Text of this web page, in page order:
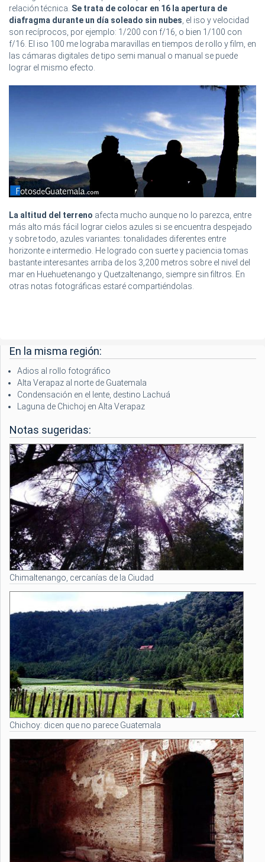
relación técnica. Se trata de colocar en 16 la apertura de
diafragma durante un día soleado sin nubes , el iso y velocidad
son recíprocos, por ejemplo: 1/200 con f/16, o bien 1/100 con
f/16. El iso 100 me lograba maravillas en tiempos de rollo y film, en
las cámaras digitales de tipo semi manual o manual se puede
lograr el mismo efecto.
La altitud del terreno afecta mucho aunque no lo parezca, entre
más alto más fácil lograr cielos azules si se encuentra despejado
y sobre todo, azules variantes: tonalidades diferentes entre
horizonte e intermedio. He logrado con suerte y paciencia tomas
bastante interesantes arriba de los 3,200 metros sobre el nivel del
mar en Huehuetenango y Quetzaltenango, siempre sin filtros. En
otras notas fotográficas estaré compartiéndolas.
En la misma región:
Adios al rollo fotográfico
Alta Verapaz al norte de Guatemala
Condensación en el lente, destino Lachuá
Laguna de Chichoj en Alta Verapaz
Notas sugeridas:
Chimaltenango, cercanías de la Ciudad
Chichoy: dicen que no parece Guatemala